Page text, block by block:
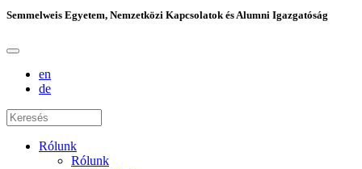
Semmelweis Egyetem, Nemzetközi Kapcsolatok és Alumni Igazgatóság
en
de
Rólunk
Rólunk